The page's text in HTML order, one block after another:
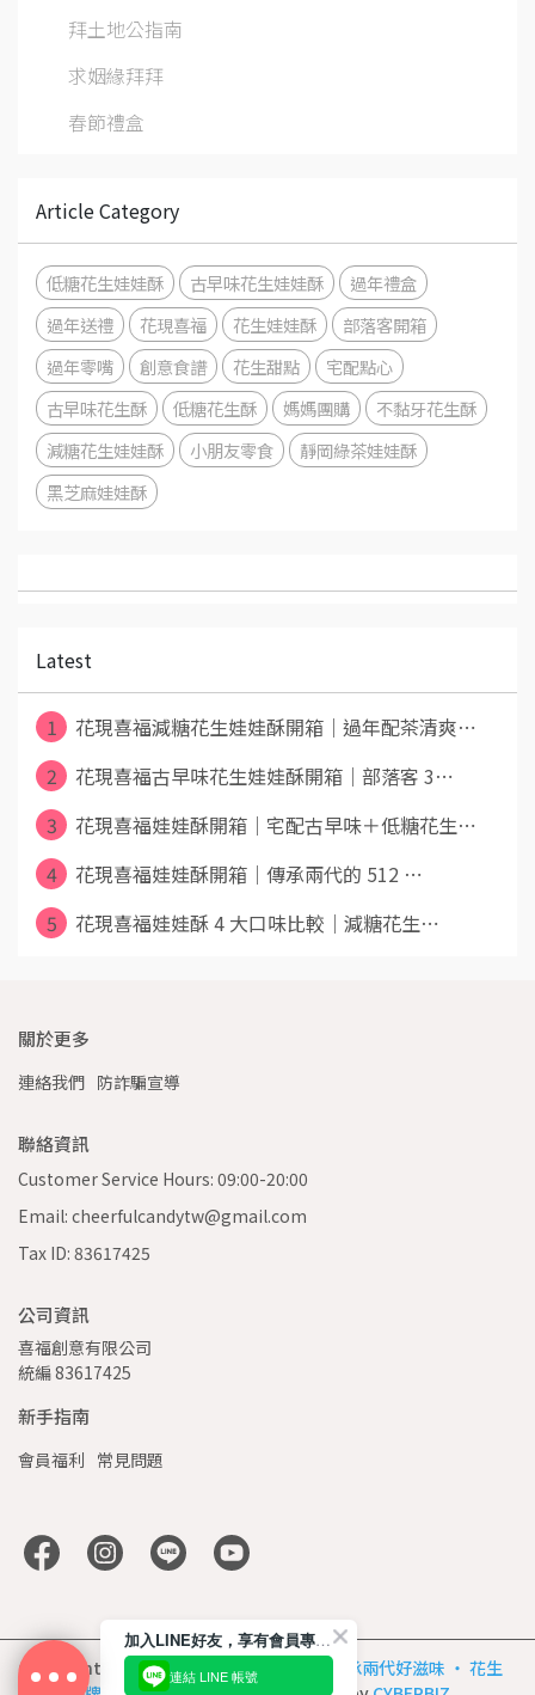
拜土地公指南
求姻緣拜拜
春節禮盒
Article Category
低糖花生娃娃酥 古早味花生娃娃酥
過年禮盒
過年送禮
花現喜福 花生娃娃酥
部落客開箱
過年零嘴
創意食譜 花生甜點
宅配點心
古早味花生酥
低糖花生酥 媽媽團購
不黏牙花生酥
減糖花生娃娃酥
小朋友零食
靜岡綠茶娃娃酥
黑芝麻娃娃酥
Latest
1
花現喜福減糖花生娃娃酥開箱｜過年配茶清爽⋯
2
花現喜福古早味花生娃娃酥開箱｜部落客 3⋯
3
花現喜福娃娃酥開箱｜宅配古早味＋低糖花生⋯
4
花現喜福娃娃酥開箱｜傳承兩代的 512 ⋯
5
花現喜福娃娃酥 4 大口味比較｜減糖花生⋯
關於更多
連絡我們 防詐騙宣導
聯絡資訊
Customer Service Hours: 09:00-20:00
Email: cheerfulcandytw@gmail.com
Tax ID: 83617425
公司資訊
喜福創意有限公司
統編 83617425
新手指南
會員福利 常見問題
Copyright ©
花現喜福 Cheerful Candy | 傳承兩代好滋味 ‧ 花生
加入LINE好友，享有會員專屬服務
連結 LINE 帳號